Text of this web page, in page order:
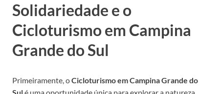
Solidariedade e o
Cicloturismo em Campina
Grande do Sul
Primeiramente, oCicloturismo em Campina Grande do